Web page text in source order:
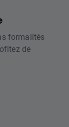
formalités
de